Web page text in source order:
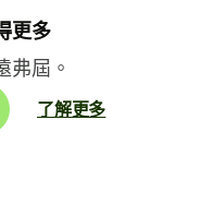
更多
弗屆。
了解更多